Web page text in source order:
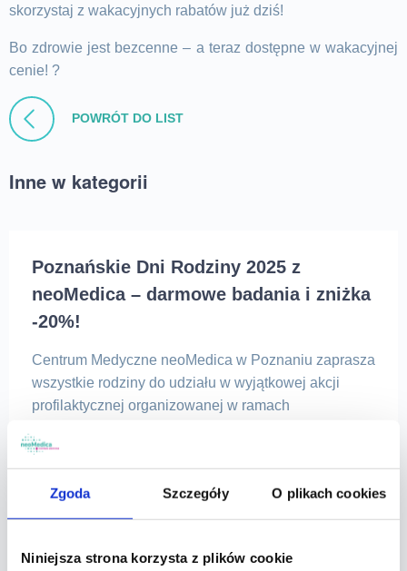
Zgoda Szczegóły O plikach cookies
Niniejsza strona korzysta z plików cookie
skorzystaj z wakacyjnych rabatów już dziś!
Bo zdrowie jest bezcenne – a teraz dostępne w wakacyjnej
cenie! ?
POWRÓT DO LIST
Inne w kategorii
Poznańskie Dni Rodziny 2025 z
neoMedica – darmowe badania i zniżka
-20%!
Centrum Medyczne neoMedica w Poznaniu zaprasza
wszystkie rodziny do udziału w wyjątkowej akcji
profilaktycznej organizowanej w ramach
dzieci i dorosłych przygotowaliśmy specjalną ofertę,
która pozwoli zadbać o zdrowie całej rodziny –
bezpłatnie i bez skierowania! Darmowe badania
profilaktyczne dla dzieci i dorosłych Z myślą o